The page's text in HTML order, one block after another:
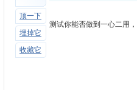
顶一下
埋掉它
收藏它
测试你能否做到一心二用